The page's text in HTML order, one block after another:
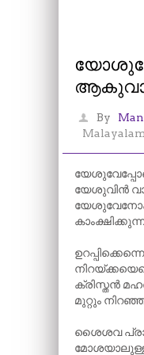
By
Malayalam
യേശുവിൻ
ക്രിസ്തൻ
മുറ്റും
ശൈശവ